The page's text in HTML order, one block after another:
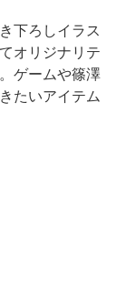
下ろしイラス
オリジナリテ
ゲームや篠澤
たいアイテム